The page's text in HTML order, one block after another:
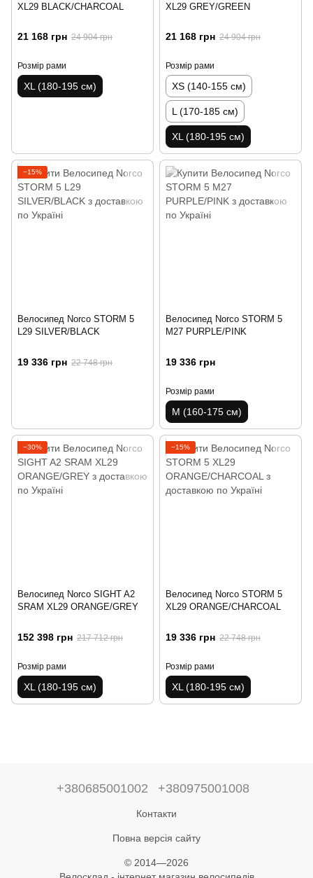
XL29 BLACK/CHARCOAL
21 168 грн 24 904 грн
Розмір рами
XL (180-195 см)
XL29 GREY/GREEN
21 168 грн 24 904 грн
Розмір рами
XS (140-155 см)
L (170-185 см)
XL (180-195 см)
−15%
Велосипед Norco STORM 5
L29 SILVER/BLACK
19 336 грн 22 748 грн
Велосипед Norco STORM 5
M27 PURPLE/PINK
19 336 грн
Розмір рами
M (160-175 см)
−30%
Велосипед Norco SIGHT A2
SRAM XL29 ORANGE/GREY
152 398 грн 217 712 грн
Розмір рами
XL (180-195 см)
−15%
Велосипед Norco STORM 5
XL29 ORANGE/CHARCOAL
19 336 грн 22 748 грн
Розмір рами
XL (180-195 см)
+380685001002 +380975001008
Контакти
Повна версія сайту
© 2014—2026